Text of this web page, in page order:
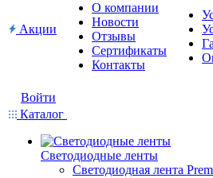
Акции
О компании
Новости
Отзывы
Сертификаты
Контакты
Войти
Каталог
Светодиодные ленты
Светодиодная лента